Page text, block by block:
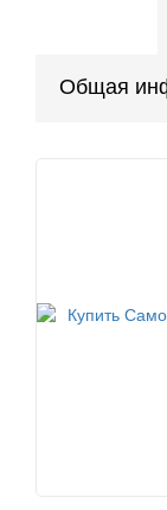
Общая